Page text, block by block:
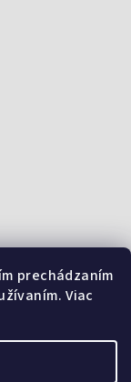
prechádzaním
Viac